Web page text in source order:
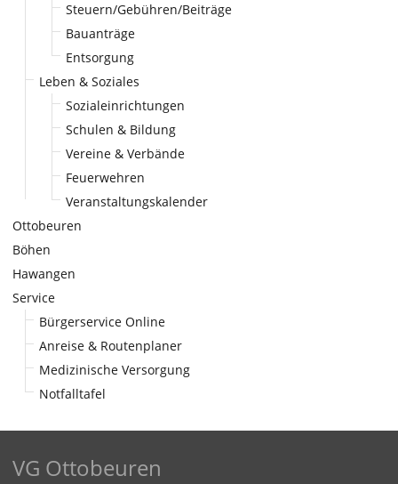
Steuern/Gebühren/Beiträge
Bauanträge
Entsorgung
Leben & Soziales
Sozialeinrichtungen
Schulen & Bildung
Vereine & Verbände
Feuerwehren
Veranstaltungskalender
Ottobeuren
Böhen
Hawangen
Service
Bürgerservice Online
Anreise & Routenplaner
Medizinische Versorgung
Notfalltafel
VG Ottobeuren